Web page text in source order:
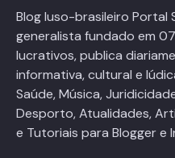
Blog luso-brasileiro Portal
generalista fundado em
lucrativos, publica
informativa, cultural e
Saúde, Música,
Desporto, Atualidades,
e Tutoriais para Blogger e